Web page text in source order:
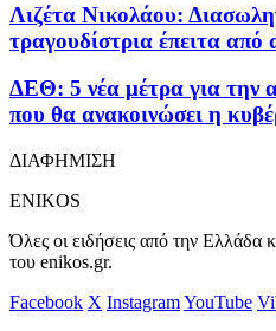
Λιζέτα Νικολάου:
τραγουδίστρια έπειτα από
ΔΕΘ: 5 νέα μέτρα για την
που θα ανακοινώσει η
ΔΙΑΦΗΜΙΣΗ
ENIKOS
Όλες οι ειδήσεις από την Ελλάδα
του enikos.gr.
Facebook X InstagramYouTube